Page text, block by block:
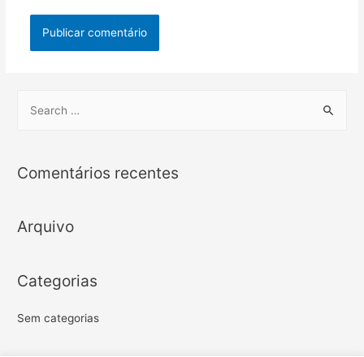
r
f
r
Comentários recentes
Arquivo
Categorias
Sem categorias